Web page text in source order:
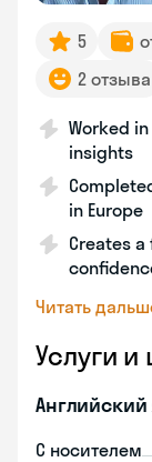
5
2 отзыва
Worked
insights
in Europe
Creates
Читать
Услуги и
С носителем